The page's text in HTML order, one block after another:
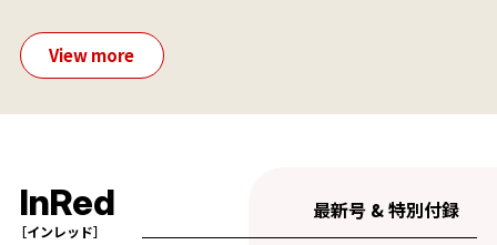
View more
InRed
［インレッド］
最新号 & 特別付録